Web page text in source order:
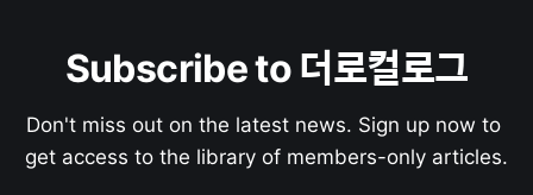
Subscribe to 더로컬로그
Don't miss out on the latest news. Sign up now to
get access to the library of members-only articles.